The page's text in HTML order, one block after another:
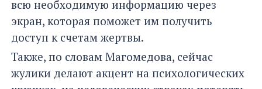
всю необходимую информацию через
экран, которая поможет им получить
доступ к счетам жертвы.
Также, по словам Магомедова, сейчас
жулики делают акцент на психологических